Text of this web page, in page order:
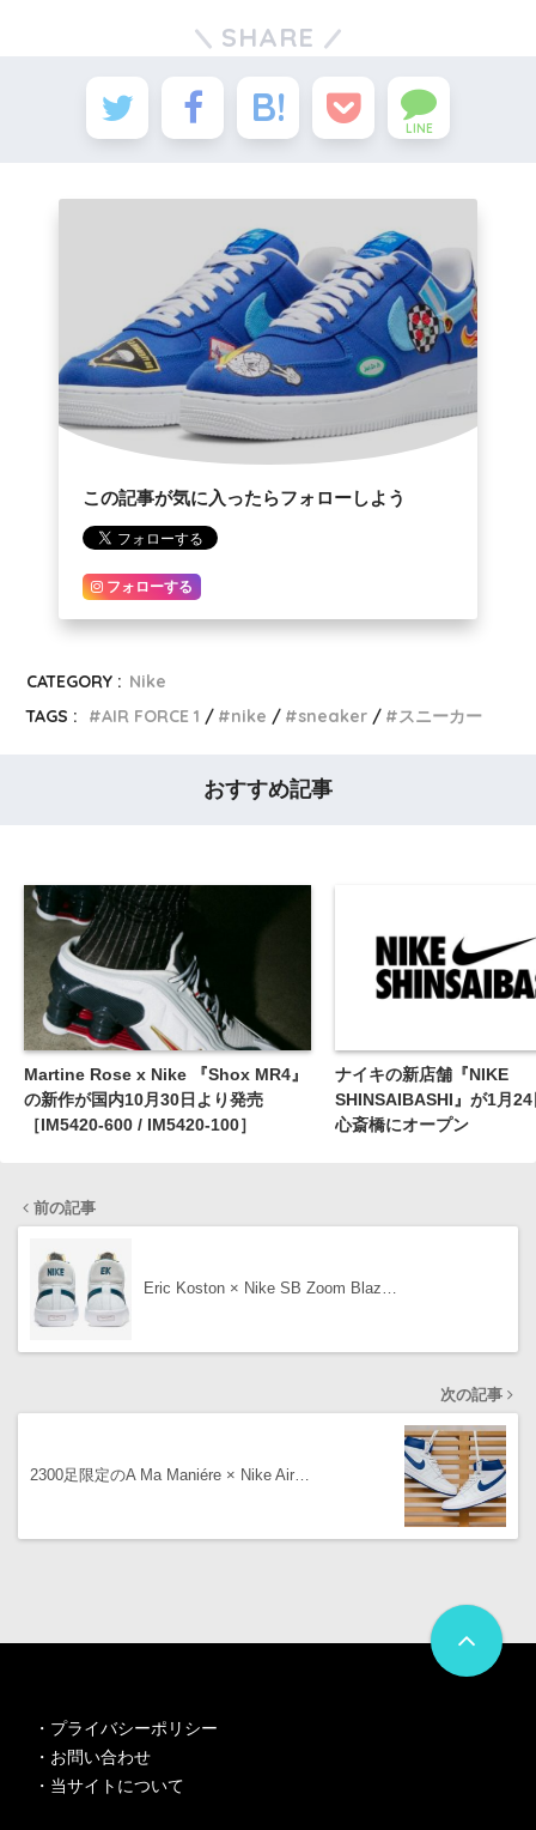
SHARE
LINE
この記事が気に入ったらフォローしよう
フォローする
CATEGORY : Nike
TAGS :
AIR FORCE 1 nike sneaker スニーカー
おすすめ記事
Martine Rose x Nike 『Shox MR4』
の新作が国内10月30日より発売
［IM5420-600 / IM5420-100］
ナイキの新店舗『NIKE
SHINSAIBASHI』が1月
心斎橋にオープン
前の記事
Eric Koston × Nike SB Zoom Blaz…
次の記事
2300足限定のA Ma Maniére × Nike Air…
・ プライバシーポリシー
・ お問い合わせ
・ 当サイトについて